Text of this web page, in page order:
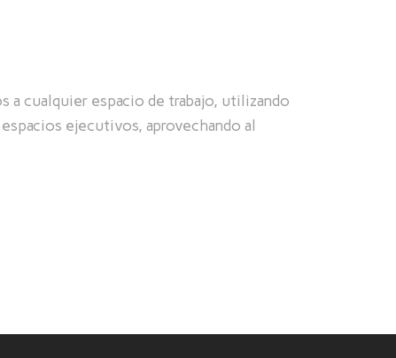
a cualquier espacio de trabajo, utilizando
ejecutivos, aprovechando al